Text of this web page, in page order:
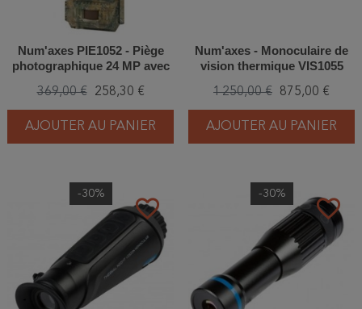
Num'axes PIE1052 - Piège
photographique 24 MP avec
369,00 € 258,30 €
AJOUTER AU PANIER
Num'axes - Monoculaire de
vision thermique VIS1055
1 250,00 € 875,00 €
AJOUTER AU PANIER
favorite_border
-30%
favorite_border
-30%